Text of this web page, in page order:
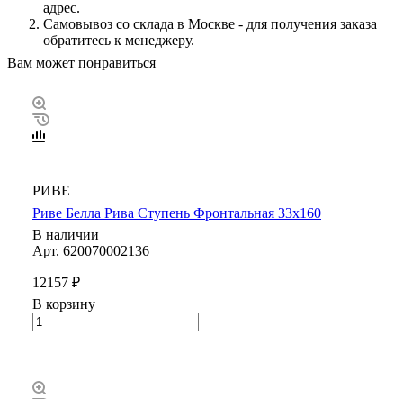
адрес.
Самовывоз со склада в Москве - для получения заказа
обратитесь к менеджеру.
Вам может понравиться
РИВЕ
Риве Белла Рива Ступень Фронтальная 33х160
В наличии
Арт. 620070002136
12157 ₽
В корзину